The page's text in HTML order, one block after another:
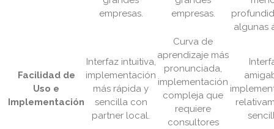
empresas.
empresas.
algunas
Facilidad de
Uso e
Implementación
Interfaz intuitiva,
implementación
más rápida y
sencilla con
partner local.
Curva de
aprendizaje más
pronunciada,
implementación
compleja que
requiere
consultores